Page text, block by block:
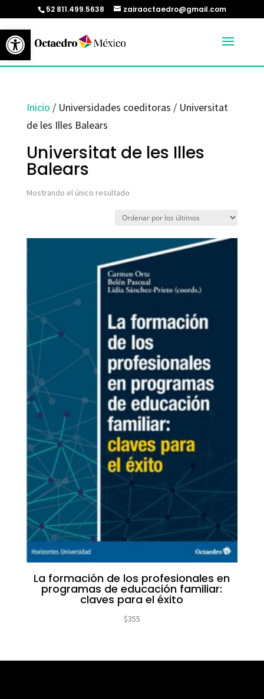
Abrir barra de herramientas
52 811.499.5638 zairaoctaedro@gmail.com
Inicio / Universidades coeditoras / Universitat
de les Illes Balears
Universitat de les Illes
Balears
Mostrando el único resultado
La formación de los profesionales en
programas de educación familiar:
claves para el éxito
$355